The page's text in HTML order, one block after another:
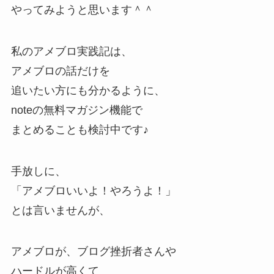
やってみようと思います＾＾
私のアメブロ実践記は、
アメブロの話だけを
追いたい方にも分かるように、
noteの無料マガジン機能で
まとめることも検討中です♪
手放しに、
「アメブロいいよ！やろうよ！」
とは言いませんが、
アメブロが、ブログ挫折者さんや
ハードルが高くて